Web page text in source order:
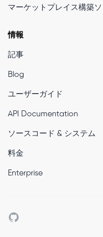
マーケットプレイス構築
情報
記事
Blog
ユーザーガイド
API Documentation
ソースコード & システム
料金
Enterprise
Github